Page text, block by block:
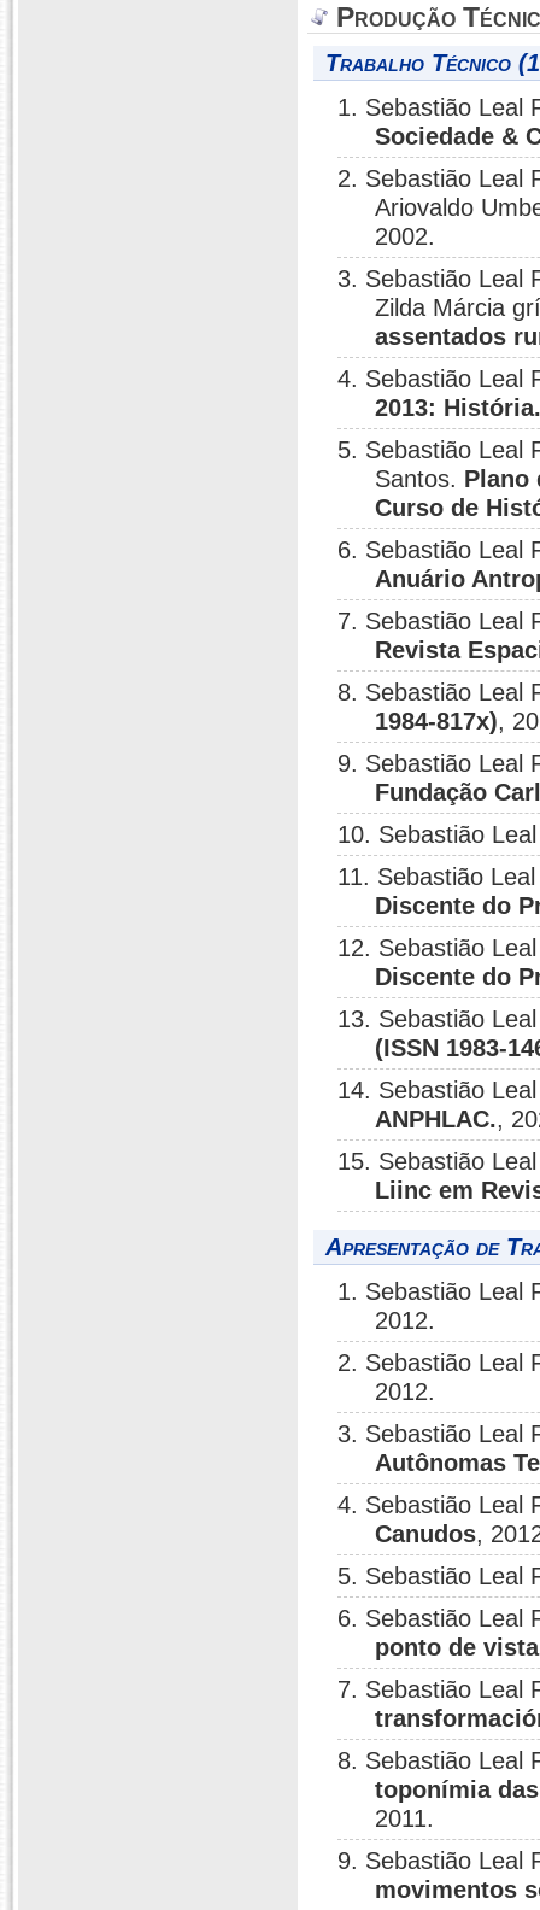
Produção
Trabalho Técnico
1. Sebastião Leal
Sociedade &
2. Sebastião Leal
Ariovaldo
2002.
3. Sebastião Leal
Zilda Márcia
assentados
4. Sebastião Leal
2013:
5. Sebastião Leal
Santos. Plano
Curso de
6. Sebastião Leal
Anuário
7. Sebastião Leal
Revista
8. Sebastião Leal
1984-817x),
9. Sebastião Leal
Fundação
10. Sebastião
11. Sebastião
Discente do
12. Sebastião
Discente do
13. Sebastião
(ISSN 1983-
14. Sebastião
ANPHLAC.,
15. Sebastião
Liinc em
Apresentação de
1. Sebastião Leal
2012.
2. Sebastião Leal
2012.
3. Sebastião Leal
Autônomas
4. Sebastião Leal
Canudos,
5. Sebastião Leal
6. Sebastião Leal
ponto de
7. Sebastião Leal
8. Sebastião Leal
toponímia
2011.
9. Sebastião Leal
movimentos